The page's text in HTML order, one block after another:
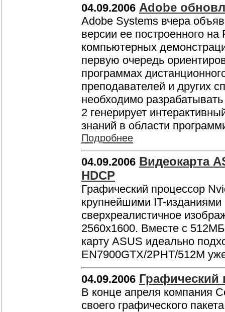
04.09.2006 Adobe
Adobe Systems вчера
версии ее построенного
компьютерных
первую очередь
программах
преподавателей и других
необходимо
2 генерирует
знаний в области
Подробнее
04.09.2006 Видеокарта
HDCP
Графический процессор
крупнейшими IT-
сверхреалистичное
2560x1600. Вместе с
карту ASUS идеально
EN7900GTX/2PHT/512M
04.09.2006 Графический
В конце апреля компания
своего графического